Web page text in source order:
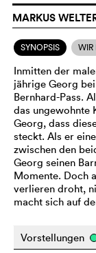
MARKUS
SYNOPSIS WIR
Inmitten der
jährige Georg
Bernhard-Pass.
das ungewohnte
Georg, dass
steckt. Als er
zwischen den
Georg seinen
Momente. Doch
verlieren droht,
macht sich auf
Vorstellungen